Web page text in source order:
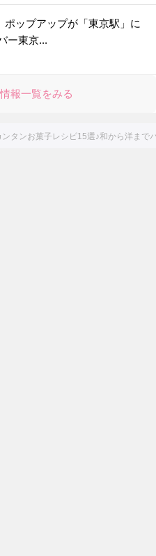
ポップアップが「東京駅」に
ー東京...
報一覧をみる
ンタンお菓子レシピ15選♪和から洋まで